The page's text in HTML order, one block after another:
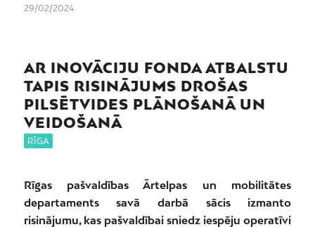
29/02/2024
AR INOVĀCIJU FONDA ATBALSTU
TAPIS RISINĀJUMS DROŠAS
PILSĒTVIDES PLĀNOŠANĀ UN
VEIDOŠANĀ
RĪGA
Rīgas pašvaldības Ārtelpas un mobilitātes
departaments savā darbā sācis izmanto
risinājumu, kas pašvaldībai sniedz iespēju operatīvi